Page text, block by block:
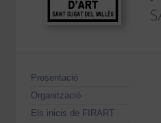
Presentació
Organització
Els inicis de FIRART